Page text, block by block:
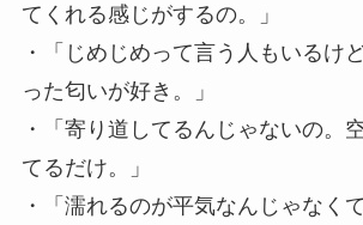
てくれる感じがするの。」
・「じめじめって言う人もいるけ
った匂いが好き。」
・「寄り道してるんじゃないの。
てるだけ。」
・「濡れるのが平気なんじゃなく